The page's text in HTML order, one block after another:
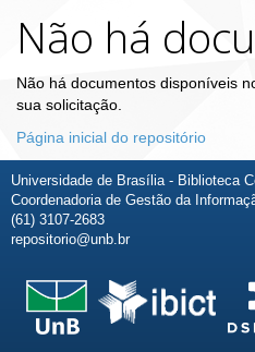
Não há
Não há documentos disponíveis
sua solicitação.
Página inicial do repositório
Universidade de Brasília - Biblioteca
Coordenadoria de Gestão da
(61) 3107-2683
repositorio@unb.br